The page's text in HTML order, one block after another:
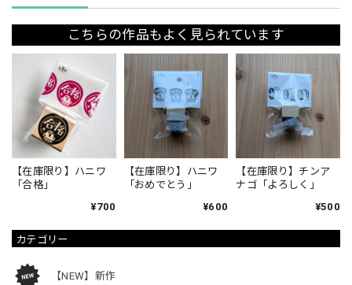
カテゴリー
【NEW】新作
こちらの作品もよく見られています
【在庫限り】ハニワ
「合格」
¥700
【在庫限り】ハニワ
「おめでとう」
¥600
【在庫限り】チンア
ナゴ「よろしく」
¥500